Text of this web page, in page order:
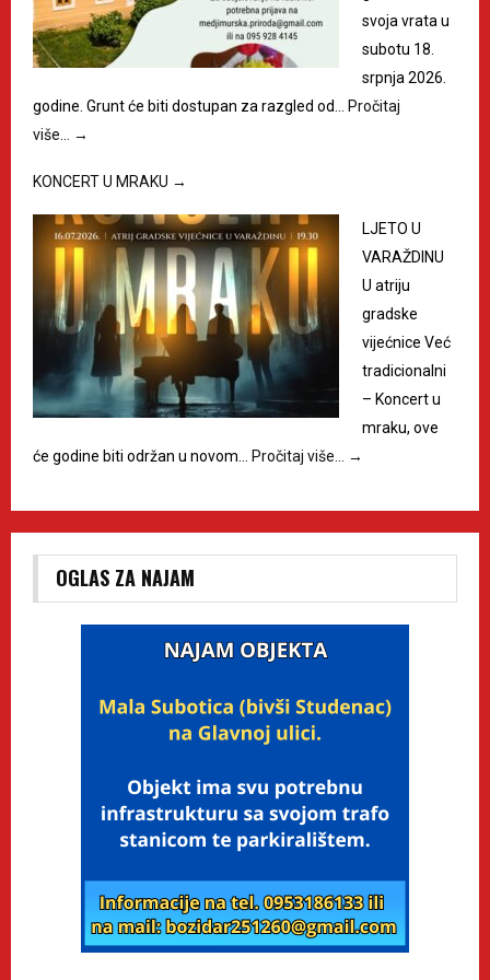
svoja vrata u
subotu 18.
srpnja 2026.
godine. Grunt će biti dostupan za razgled od… Pročitaj
više… →
KONCERT U MRAKU →
LJETO U
VARAŽDINU
U atriju
gradske
vijećnice Već
tradicionalni
– Koncert u
mraku, ove
će godine biti održan u novom… Pročitaj više… →
OGLAS ZA NAJAM